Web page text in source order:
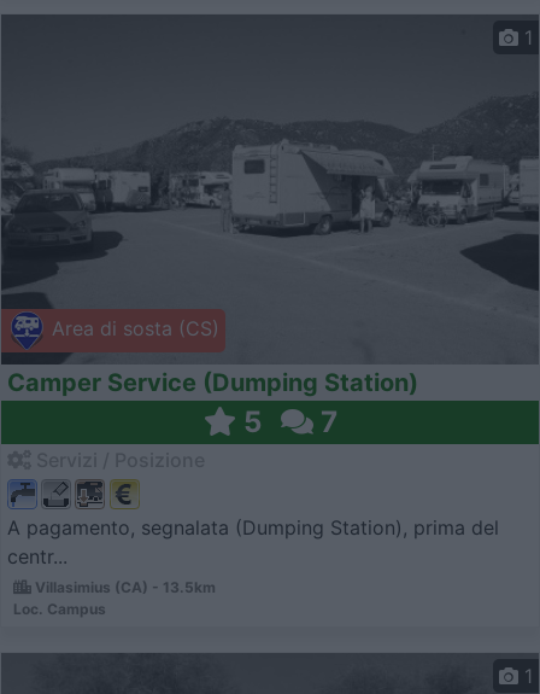
Area di sosta (CS)
1
Camper Service (Dumping Station)
5 7
A pagamento, segnalata (Dumping Station), prima del
centr...
Villasimius (CA) - 13.5km
Loc. Campus
1